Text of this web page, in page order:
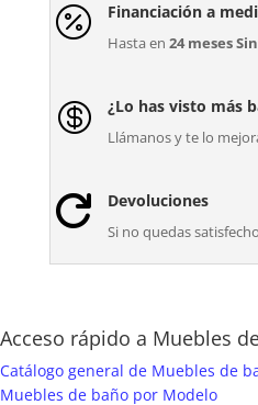
 Financiación a
Hasta en 24 meses
 ¿Lo has visto más
Llámanos y te lo
 Devoluciones
Si no quedas
Acceso rápido a Muebles
Catálogo general de Muebles de
Muebles de baño por Modelo